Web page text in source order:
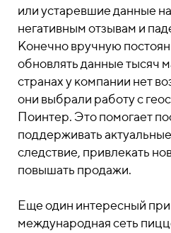
или устаревшие данные
негативным отзывам и
Конечно вручную
обновлять данные тысяч
странах у компании нет
они выбрали работу с
Поинтер. Это помогает
поддерживать
следствие, привлекать
повышать продажи.
Еще один интересный
международная сеть